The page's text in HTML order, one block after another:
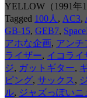
YELLOW（1991年
Tagged 100人 , AC3,
GB-15, GEB7,
アホな企画, アンチ
ライザー, イコライ
ジ, ガットギター,
ピング, サックス ,
ル, ジャズっぽいニ